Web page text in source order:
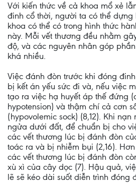
Với kiến thức về cả khoa mổ xẻ
đinh cổ thời, người ta có thể
khoa có thể có trong hình thức
này. Mỗi vết thương đều nhằm
độ, và các nguyên nhân góp
khá nhiều.
Việc đánh đòn trước khi đóng
bị kết án yếu sức đi và, nếu việc
tạo ra việc hạ huyết áp thế đứng
hypotension) và thậm chí cả cơn
(hypovolemic sock) (8,12). Khi
ngửa dưới đất, để chuẩn bị cho
các vết thương lúc bị đánh đòn
toác ra và bị nhiễm bụi (2,16).
các vết thương lúc bị đánh đòn
xù xì của cây dọc (7). Hậu quả,
lẽ sẽ kéo dài suốt diễn trình đóng